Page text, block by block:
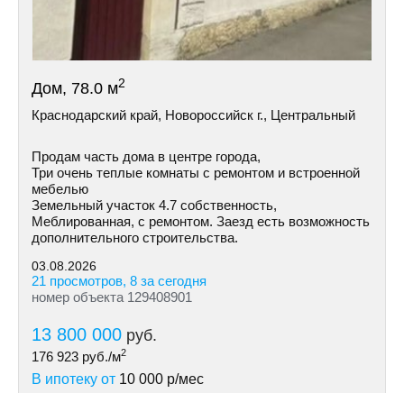
Дом, 78.0 м2
Краснодарский край, Новороссийск г., Центральный
Продам часть дома в центре города,
Три очень теплые комнаты с ремонтом и встроенной
мебелью
Земельный участок 4.7 собственность,
Меблированная, с ремонтом. Заезд есть возможность
дополнительного строительства.
03.08.2026
21 просмотров, 8 за сегодня
номер объекта 129408901
13 800 000 руб.
176 923 руб./м2
В ипотеку от 10 000 р/мес